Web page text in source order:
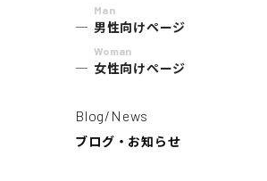
Blog/News
ブログ・お知らせ
Man
男性向けページ
Woman
女性向けページ